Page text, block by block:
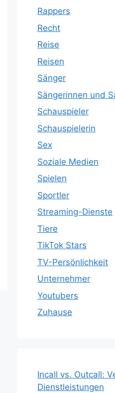
Rappers
Recht
Reise
Reisen
Sänger
Sängerinnen und
Schauspieler
Schauspielerin
Sex
Soziale Medien
Spielen
Sportler
Streaming-Dienste
Tiere
TikTok Stars
TV-Persönlichkeit
Unternehmer
Youtubers
Zuhause
Incall vs. Outcall:
Dienstleistungen